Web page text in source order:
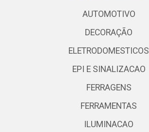
AUTOMOTIVO
DECORAÇÃO
ELETRODOMESTICOS
EPI E SINALIZACAO
FERRAGENS
FERRAMENTAS
ILUMINACAO